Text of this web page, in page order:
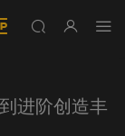
进阶创造丰